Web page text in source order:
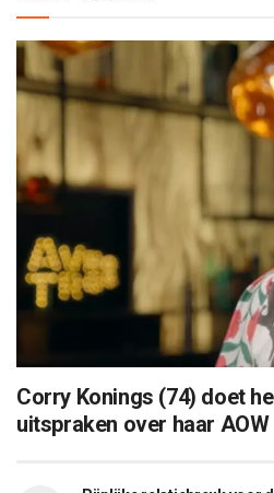
Corry Konings (74) doet
uitspraken over haar AOW